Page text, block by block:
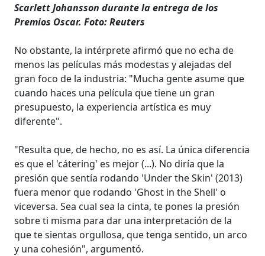
Scarlett Johansson durante la entrega de los
Premios Oscar. Foto: Reuters
No obstante, la intérprete afirmó que no echa de
menos las películas más modestas y alejadas del
gran foco de la industria: "Mucha gente asume que
cuando haces una película que tiene un gran
presupuesto, la experiencia artística es muy
diferente".
"Resulta que, de hecho, no es así. La única diferencia
es que el 'cátering' es mejor (...). No diría que la
presión que sentía rodando 'Under the Skin' (2013)
fuera menor que rodando 'Ghost in the Shell' o
viceversa. Sea cual sea la cinta, te pones la presión
sobre ti misma para dar una interpretación de la
que te sientas orgullosa, que tenga sentido, un arco
y una cohesión", argumentó.